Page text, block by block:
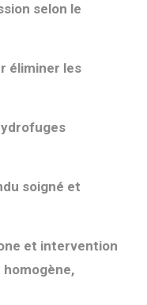
selon le
éliminer les
soigné et
et intervention